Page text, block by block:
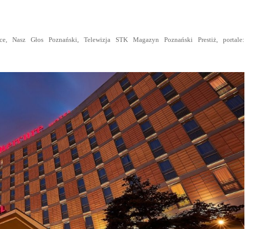
Nasz Głos Poznański, Telewizja STK Magazyn Poznański Prestiż, portale: